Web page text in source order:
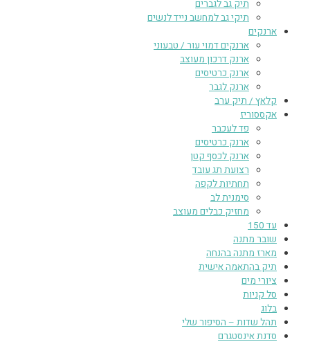
תיק גב לגברים
תיקי גב למחשב נייד לנשים
ארנקים
ארנקים דמוי עור / טבעוני
ארנק דרכון מעוצב
ארנק כרטיסים
ארנק לגבר
קלאץ / תיק ערב
אקססוריז
פד לעכבר
ארנק כרטיסים
ארנק לכסף קטן
רצועת תג עובד
תחתיות לקפה
סימנית לב
מחזיק כבלים מעוצב
עד 150
שובר מתנה
מארז מתנה בהנחה
תיק בהתאמה אישית
ציורי מים
סל קניות
בלוג
תהל שדות – הסיפור שלי
סדנת אינסטגרם